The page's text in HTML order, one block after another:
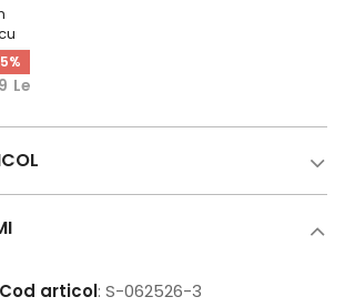
Lei
Cod articol: S-062526-3